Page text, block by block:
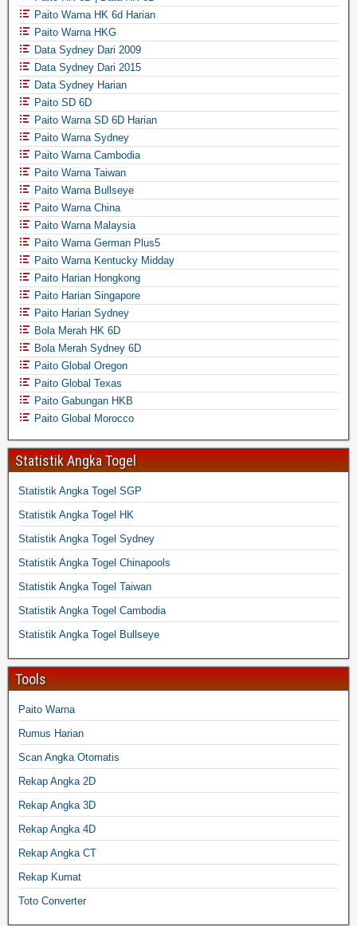
Paito Warna HK 6d Harian
Paito Warna HKG
Data Sydney Dari 2009
Data Sydney Dari 2015
Data Sydney Harian
Paito SD 6D
Paito Warna SD 6D Harian
Paito Warna Sydney
Paito Warna Cambodia
Paito Warna Taiwan
Paito Warna Bullseye
Paito Warna China
Paito Warna Malaysia
Paito Warna German Plus5
Paito Warna Kentucky Midday
Paito Harian Hongkong
Paito Harian Singapore
Paito Harian Sydney
Bola Merah HK 6D
Bola Merah Sydney 6D
Paito Global Oregon
Paito Global Texas
Paito Gabungan HKB
Paito Global Morocco
Statistik Angka Togel
Statistik Angka Togel SGP
Statistik Angka Togel HK
Statistik Angka Togel Sydney
Statistik Angka Togel Chinapools
Statistik Angka Togel Taiwan
Statistik Angka Togel Cambodia
Statistik Angka Togel Bullseye
Tools
Paito Warna
Rumus Harian
Scan Angka Otomatis
Rekap Angka 2D
Rekap Angka 3D
Rekap Angka 4D
Rekap Angka CT
Rekap Kumat
Toto Converter